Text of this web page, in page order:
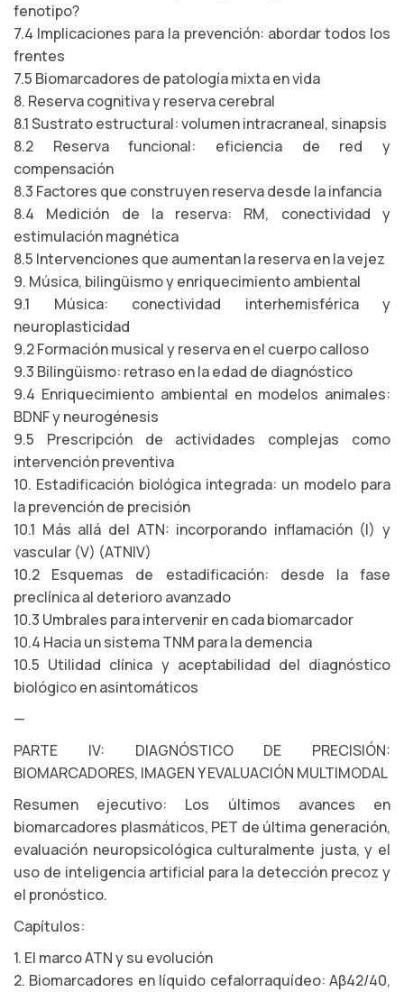
fenotipo?
7.4 Implicaciones para la prevención: abordar todos los
frentes
7.5 Biomarcadores de patología mixta en vida
8. Reserva cognitiva y reserva cerebral
8.1 Sustrato estructural: volumen intracraneal, sinapsis
8.2 Reserva funcional: eficiencia de red y
compensación
8.3 Factores que construyen reserva desde la infancia
8.4 Medición de la reserva: RM, conectividad y
estimulación magnética
8.5 Intervenciones que aumentan la reserva en la vejez
9. Música, bilingüismo y enriquecimiento ambiental
9.1 Música: conectividad interhemisférica y
neuroplasticidad
9.2 Formación musical y reserva en el cuerpo calloso
9.3 Bilingüismo: retraso en la edad de diagnóstico
9.4 Enriquecimiento ambiental en modelos animales:
BDNF y neurogénesis
9.5 Prescripción de actividades complejas como
intervención preventiva
10. Estadificación biológica integrada: un modelo para
la prevención de precisión
10.1 Más allá del ATN: incorporando inflamación (I) y
vascular (V) (ATNIV)
10.2 Esquemas de estadificación: desde la fase
preclínica al deterioro avanzado
10.3 Umbrales para intervenir en cada biomarcador
10.4 Hacia un sistema TNM para la demencia
10.5 Utilidad clínica y aceptabilidad del diagnóstico
biológico en asintomáticos
—
PARTE IV: DIAGNÓSTICO DE PRECISIÓN:
BIOMARCADORES, IMAGEN Y EVALUACIÓN MULTIMODAL
Resumen ejecutivo: Los últimos avances en
biomarcadores plasmáticos, PET de última generación,
evaluación neuropsicológica culturalmente justa, y el
uso de inteligencia artificial para la detección precoz y
el pronóstico.
Capítulos:
1. El marco ATN y su evolución
2. Biomarcadores en líquido cefalorraquídeo: Aβ42/40,